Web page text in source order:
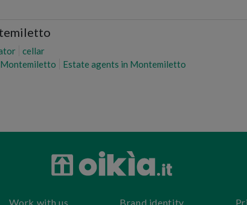
cellar
Estate agents in Montemiletto
Work with us Brand identity